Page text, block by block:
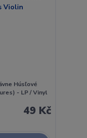
Húsľové
- LP / Vinyl
49 Kč